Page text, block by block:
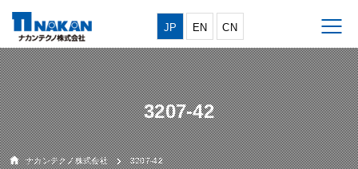
JP EN CN
3207-42
ナカンテクノ株式会社 3207-42